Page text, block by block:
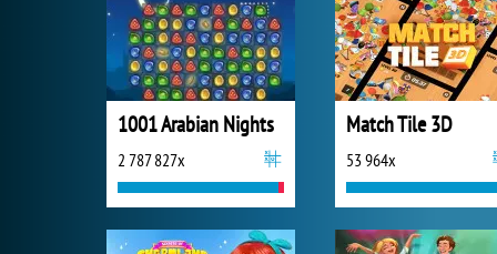
1001 Arabian Nights
2 787 827x
Match Tile 3D
53 964x